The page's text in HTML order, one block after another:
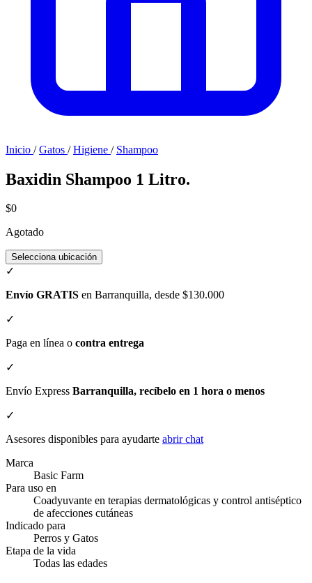
Inicio / Gatos / Higiene / Shampoo
Baxidin Shampoo 1 Litro.
$0
Agotado
Selecciona ubicación
✓
Envío GRATIS en Barranquilla, desde $130.000
✓
Paga en línea o contra entrega
✓
Envío Express Barranquilla, recíbelo en 1 hora o menos
✓
Asesores disponibles para ayudarte abrir chat
Marca
Basic Farm
Para uso en
Coadyuvante en terapias dermatológicas y control antiséptico
de afecciones cutáneas
Indicado para
Perros y Gatos
Etapa de la vida
Todas las edades